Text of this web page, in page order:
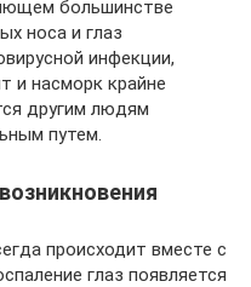
большинстве
носа и глаз
инфекции,
и насморк крайне
другим людям
путем.
происходит вместе с
глаз появляется